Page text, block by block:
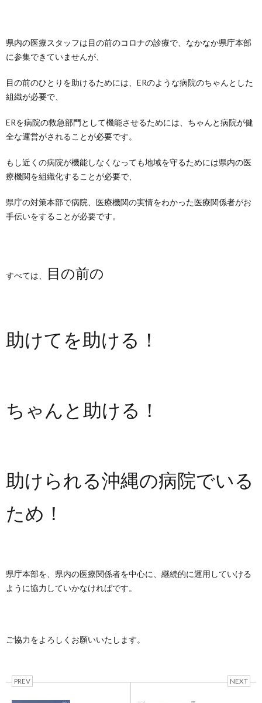
県内の医療スタッフは目の前のコロナの診療で、なかなか県庁本部
に参集できていませんが、
目の前のひとりを助けるためには、ERのような病院のちゃんとした
組織が必要で、
ERを病院の救急部門として機能させるためには、ちゃんと病院が健
全な運営がされることが必要です。
もし近くの病院が機能しなくなっても地域を守るためには県内の医
療機関を組織化することが必要で、
県庁の対策本部で病院、医療機関の実情をわかった医療関係者がお
手伝いをすることが必要です。
すべては、 目の前の
助けてを助ける！
ちゃんと助ける！
助けられる沖縄の病院でいる
ため！
県庁本部を、県内の医療関係者を中心に、継続的に運用していける
ように協力していかなければです。
ご協力をよろしくお願いいたします。
PREV NEXT